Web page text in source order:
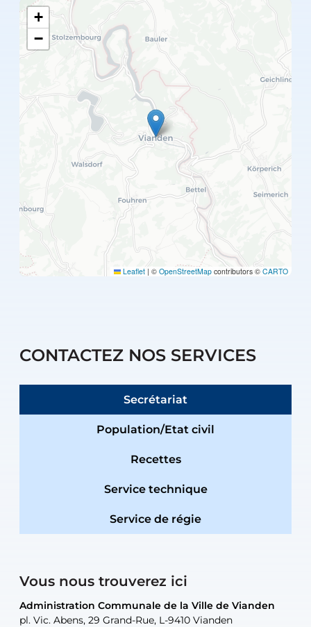
+
−
Leaflet | © OpenStreetMap contributors © CARTO
CONTACTEZ NOS SERVICES
Secrétariat
Population/Etat civil
Recettes
Service technique
Service de régie
Vous nous trouverez ici
Administration Communale de la Ville de Vianden
pl. Vic. Abens, 29 Grand-Rue, L-9410 Vianden
Administration Communale de la Ville de Vianden
pl. Vic. Abens, 29 Grand-Rue, L-9410 Vianden
Administration Communale de la Ville de Vianden
pl. Vic. Abens, 29 Grand-Rue, L-9410 Vianden
Administration Communale de la Ville de Vianden
pl. Vic. Abens, 29 Grand-Rue, L-9410 Vianden
Atelier Communal de la Ville de Vianden
30, rue Neugarten, L-9422 Vianden